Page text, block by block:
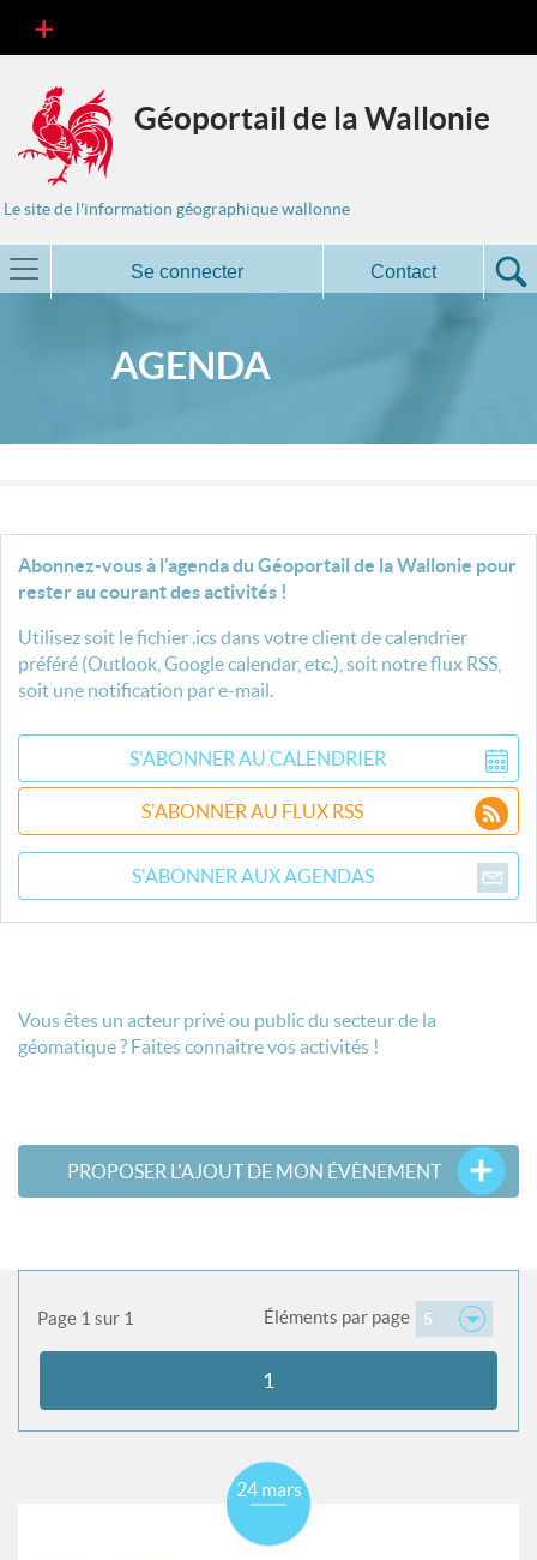
Géoportail de la Wallonie
Le site de l'information géographique wallonne
Se connecter Contact
AGENDA
Abonnez-vous à l'agenda du Géoportail de la Wallonie pour
rester au courant des activités !
Utilisez soit le fichier .ics dans votre client de calendrier
préféré (Outlook, Google calendar, etc.), soit notre flux RSS,
soit une notification par e-mail.
S'ABONNER AU CALENDRIER
S'ABONNER AU FLUX RSS
S'ABONNER AUX AGENDAS
Vous êtes un acteur privé ou public du secteur de la
géomatique ? Faites connaitre vos activités !
PROPOSER L'AJOUT DE MON ÉVÈNEMENT
Page 1 sur 1 Éléments par page 5
1
24 mars